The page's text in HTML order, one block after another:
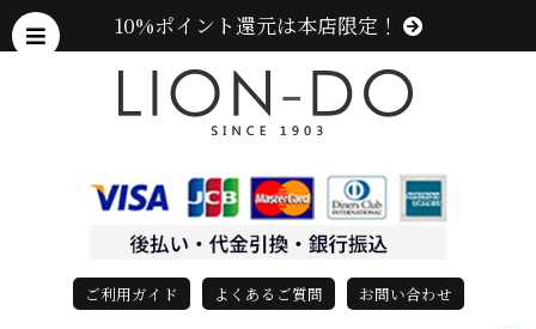
10%ポイント還元は本店限定！
ご利用ガイド よくあるご質問 お問い合わせ